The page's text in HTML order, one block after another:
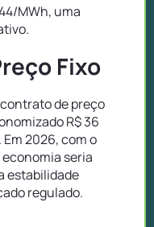
MWh, uma
Fixo
de preço
R$ 36
2026, com o
seria
estabilidade
regulado.